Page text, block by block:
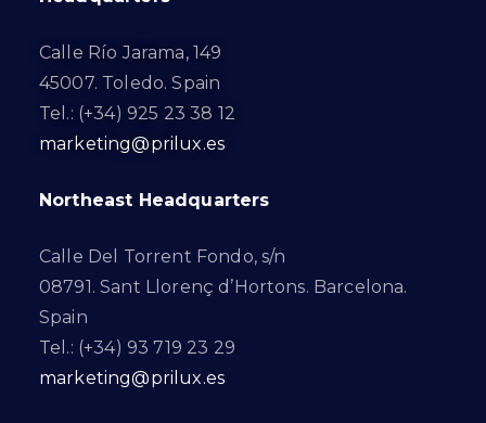
Calle Río Jarama, 149
45007. Toledo. Spain
Tel.: (+34) 925 23 38 12
marketing@prilux.es
Northeast Headquarters
Calle Del Torrent Fondo, s/n
08791. Sant Llorenç d’Hortons. Barcelona.
Spain
Tel.: (+34) 93 719 23 29
marketing@prilux.es